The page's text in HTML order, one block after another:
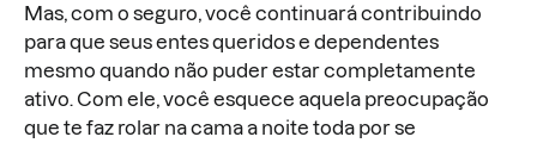
Mas, com o seguro, você continuará contribuindo
para que seus entes queridos e dependentes
mesmo quando não puder estar completamente
ativo. Com ele, você esquece aquela preocupação
que te faz rolar na cama a noite toda por se